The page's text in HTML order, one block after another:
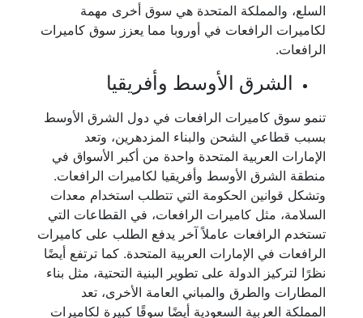
السلع، والمملكة المتحدة هي سوق أخرى مهمة
لكاميرات الرافعات في أوروبا مما يعزز سوق كاميرات
الرافعات.
الشرق الأوسط وأفريقيا
تنمو سوق كاميرات الرافعات في دول الشرق الأوسط
بسبب قطاعي الشحن والبناء المزدهرين، وتعد
الإمارات العربية المتحدة واحدة من أكبر الأسواق في
منطقة الشرق الأوسط وأفريقيا لكاميرات الرافعات.
وتشكل قوانين الحكومة التي تتطلب استخدام معدات
السلامة، مثل كاميرات الرافعات، في القطاعات التي
تستخدم الرافعات عاملاً آخر يدفع الطلب على كاميرات
الرافعات في الإمارات العربية المتحدة. كما ترتفع أيضًا
نظرًا لتركيز الدولة على تطوير البنية التحتية، مثل بناء
المطارات والطرق والمباني العامة الأخرى، تعد
المملكة العربية السعودية أيضًا سوقًا كبيرة لكاميرات